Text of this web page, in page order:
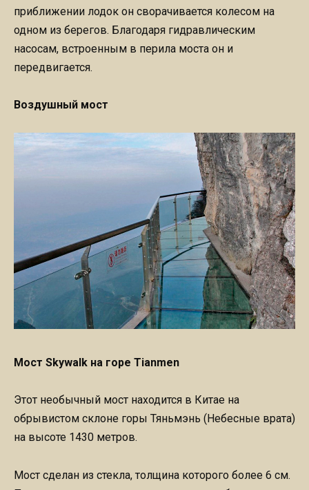
приближении лодок он сворачивается колесом на
одном из берегов. Благодаря гидравлическим
насосам, встроенным в перила моста он и
передвигается.
Воздушный мост
Мост Skywalk на горе Tianmen
Этот необычный мост находится в Китае на
обрывистом склоне горы Тяньмэнь (Небесные врата)
на высоте 1430 метров.
Мост сделан из стекла, толщина которого более 6 см.